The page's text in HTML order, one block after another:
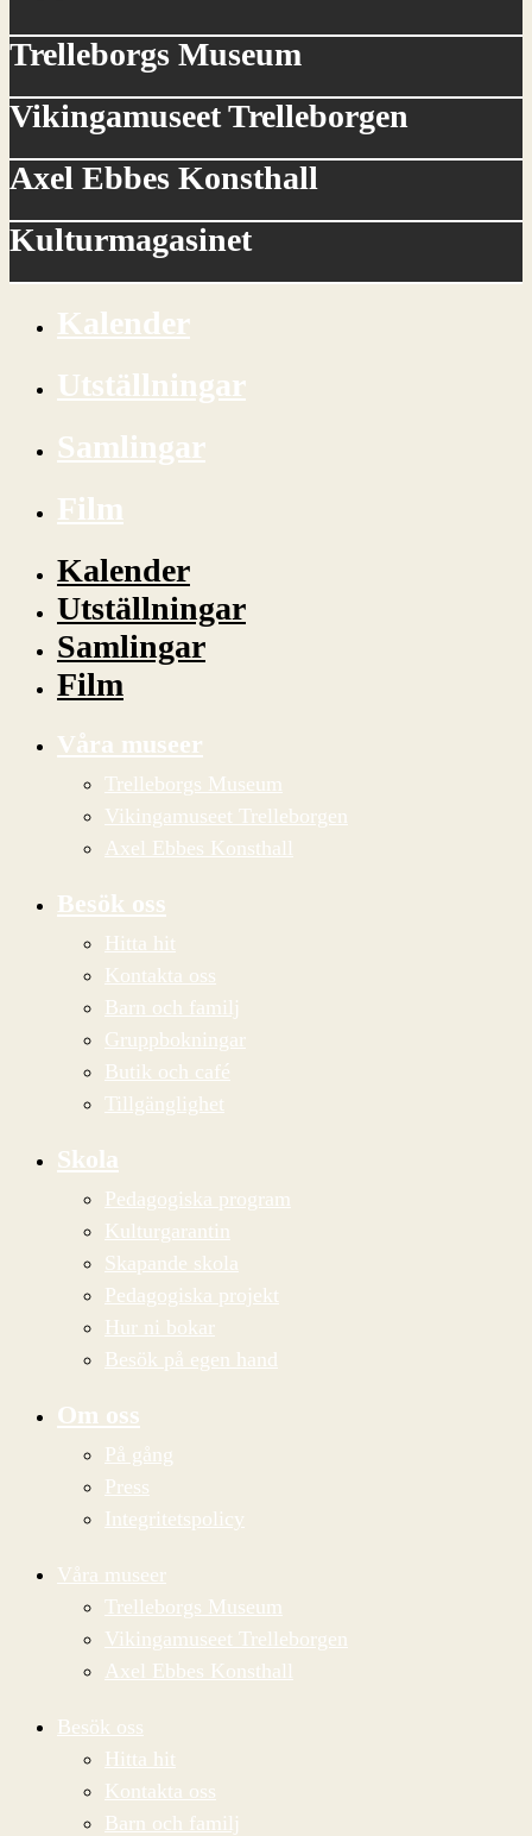
Trelleborgs Museum
Vikingamuseet Trelleborgen
Axel Ebbes Konsthall
Kulturmagasinet
Kalender
Utställningar
Samlingar
Film
Kalender
Utställningar
Samlingar
Film
Våra museer
Trelleborgs Museum
Vikingamuseet Trelleborgen
Axel Ebbes Konsthall
Besök oss
Hitta hit
Kontakta oss
Barn och familj
Gruppbokningar
Butik och café
Tillgänglighet
Skola
Pedagogiska program
Kulturgarantin
Skapande skola
Pedagogiska projekt
Hur ni bokar
Besök på egen hand
Om oss
På gång
Press
Integritetspolicy
Våra museer
Trelleborgs Museum
Vikingamuseet Trelleborgen
Axel Ebbes Konsthall
Besök oss
Hitta hit
Kontakta oss
Barn och familj